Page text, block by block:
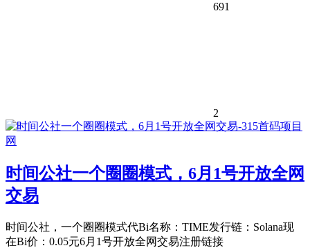
691
2
时间公社一个圈圈模式，6月1号开放全网
交易
时间公社，一个圈圈模式代Bi名称：TIME发行链：Solana现
在Bi价：0.05元6月1号开放全网交易注册链接